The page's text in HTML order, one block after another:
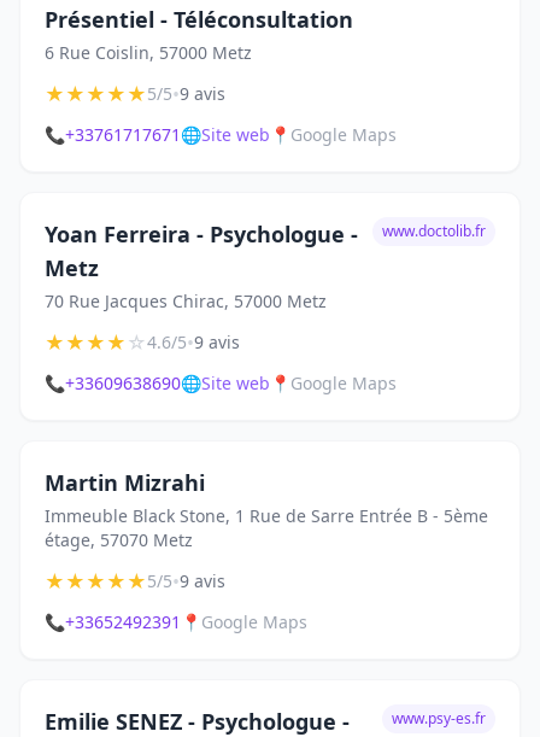
Présentiel - Téléconsultation
6 Rue Coislin, 57000 Metz
★★★★★5/5•9 avis
📞+33761717671 🌐Site web 📍 Google Maps
Yoan Ferreira - Psychologue -
Metz
70 Rue Jacques Chirac, 57000 Metz
www.doctolib.fr
★★★★☆4.6/5•9 avis
📞+33609638690🌐Site web 📍 Google Maps
Martin Mizrahi
Immeuble Black Stone, 1 Rue de Sarre Entrée B - 5ème
étage, 57070 Metz
★★★★★5/5•9 avis
📞+33652492391 📍 Google Maps
Emilie SENEZ - Psychologue -
www.psy-es.fr